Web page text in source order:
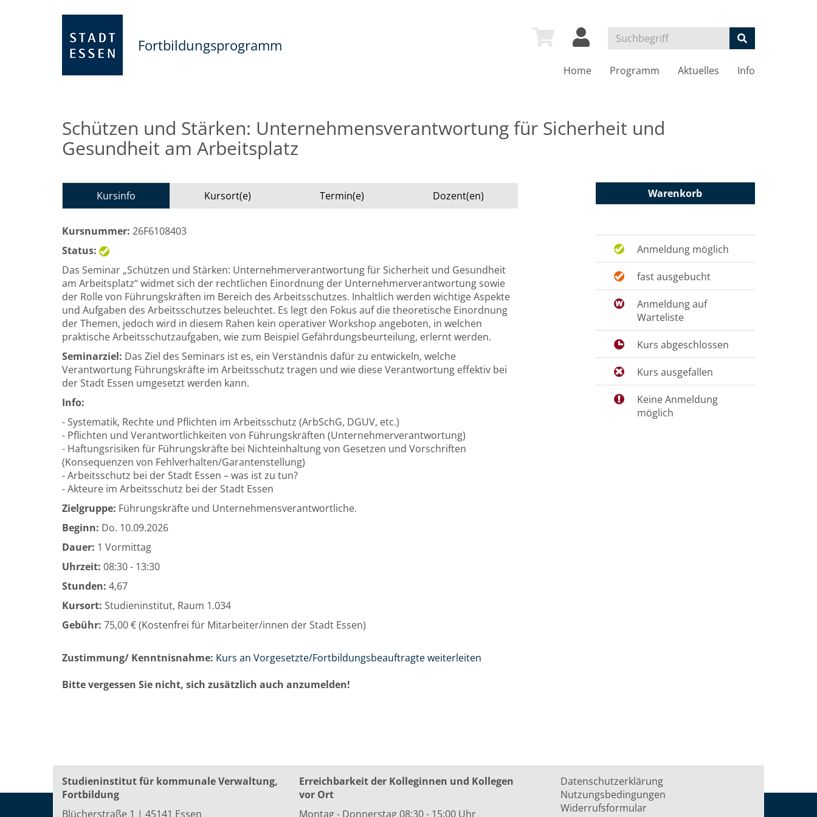
Fortbildungsprogramm
Home Programm Aktuelles Info
Schützen und Stärken: Unternehmensverantwortung für Sicherheit und
Gesundheit am Arbeitsplatz
Kursinfo Kursort(e) Termin(e) Dozent(en)
Kursnummer: 26F6108403
Status:
Das Seminar „Schützen und Stärken: Unternehmerverantwortung für Sicherheit und Gesundheit
am Arbeitsplatz“ widmet sich der rechtlichen Einordnung der Unternehmerverantwortung sowie
der Rolle von Führungskräften im Bereich des Arbeitsschutzes. Inhaltlich werden wichtige Aspekte
und Aufgaben des Arbeitsschutzes beleuchtet. Es legt den Fokus auf die theoretische Einordnung
der Themen, jedoch wird in diesem Rahen kein operativer Workshop angeboten, in welchen
praktische Arbeitsschutzaufgaben, wie zum Beispiel Gefährdungsbeurteilung, erlernt werden.
Seminarziel: Das Ziel des Seminars ist es, ein Verständnis dafür zu entwickeln, welche
Verantwortung Führungskräfte im Arbeitsschutz tragen und wie diese Verantwortung effektiv bei
der Stadt Essen umgesetzt werden kann.
Info:
- Systematik, Rechte und Pflichten im Arbeitsschutz (ArbSchG, DGUV, etc.)
- Pflichten und Verantwortlichkeiten von Führungskräften (Unternehmerverantwortung)
- Haftungsrisiken für Führungskräfte bei Nichteinhaltung von Gesetzen und Vorschriften
(Konsequenzen von Fehlverhalten/Garantenstellung)
- Arbeitsschutz bei der Stadt Essen – was ist zu tun?
- Akteure im Arbeitsschutz bei der Stadt Essen
Zielgruppe: Führungskräfte und Unternehmensverantwortliche.
Beginn: Do. 10.09.2026
Dauer: 1 Vormittag
Uhrzeit: 08:30 - 13:30
Stunden: 4,67
Kursort: Studieninstitut, Raum 1.034
Gebühr: 75,00 € (Kostenfrei für Mitarbeiter/innen der Stadt Essen)
Zustimmung/ Kenntnisnahme: Kurs an Vorgesetzte/Fortbildungsbeauftragte weiterleiten
Bitte vergessen Sie nicht, sich zusätzlich auch anzumelden!
Warenkorb
Anmeldung möglich
fast ausgebucht
Anmeldung auf
Warteliste
Kurs abgeschlossen
Kurs ausgefallen
Keine Anmeldung
möglich
Studieninstitut für kommunale Verwaltung,
Fortbildung
Blücherstraße 1 | 45141 Essen
Erreichbarkeit der Kolleginnen und Kollegen
vor Ort
Montag - Donnerstag 08:30 - 15:00 Uhr
Datenschutzerklärung
Nutzungsbedingungen
Widerrufsformular